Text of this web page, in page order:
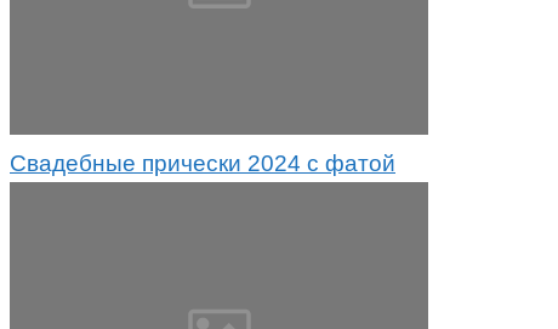
Свадебные прически 2024 с фатой